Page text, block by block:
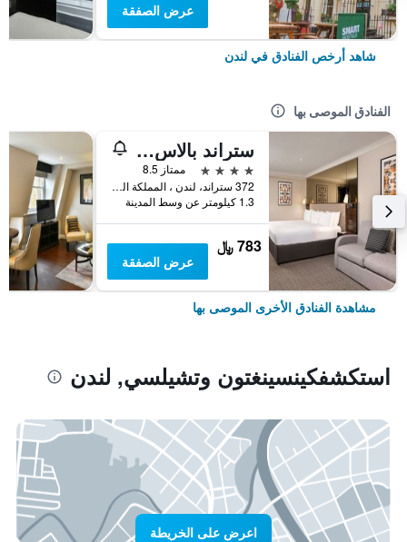
عرض الصفقة
شاهد أرخص الفنادق في لندن
الفنادق الموصى بها
ستراند بالاس هوتل
4 نجوم
ممتاز 8.5
372 ستراند، لندن ، المملكة المتحدة, لندن, المملكة المتحدة
1.3 كيلومتر عن وسط المدينة
783 ﷼
عرض الصفقة
مشاهدة الفنادق الأخرى الموصى بها
استكشفكينسينغتون وتشيلسي, لندن
اعرض على الخريطة